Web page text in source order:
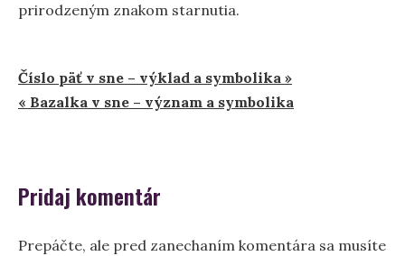
prirodzeným znakom starnutia.
Navigácia
v
Číslo päť v sne – výklad a symbolika »
« Bazalka v sne – význam a symbolika
Pridaj komentár
Prepáčte, ale pred zanechaním komentára sa musíte